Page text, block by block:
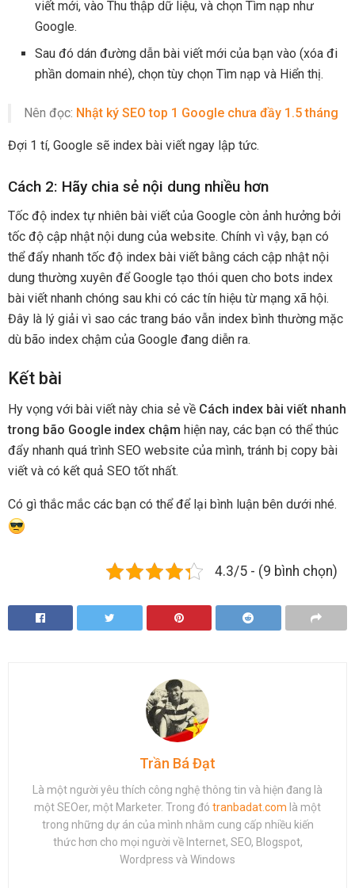
viết mới, vào Thu thập dữ liệu, và chọn Tìm nạp như
Google.
Sau đó dán đường dẫn bài viết mới của bạn vào (xóa đi
phần domain nhé), chọn tùy chọn Tìm nạp và Hiển thị.
Nên đọc: Nhật ký SEO top 1 Google chưa đầy 1.5 tháng
Đợi 1 tí, Google sẽ index bài viết ngay lập tức.
Cách 2: Hãy chia sẻ nội dung nhiều hơn
Tốc độ index tự nhiên bài viết của Google còn ảnh hưởng bởi
tốc độ cập nhật nội dung của website. Chính vì vậy, bạn có
thể đẩy nhanh tốc độ index bài viết bằng cách cập nhật nội
dung thường xuyên để Google tạo thói quen cho bots index
bài viết nhanh chóng sau khi có các tín hiệu từ mạng xã hội.
Đây là lý giải vì sao các trang báo vẫn index bình thường mặc
dù bão index chậm của Google đang diễn ra.
Kết bài
Hy vọng với bài viết này chia sẻ về Cách index bài viết nhanh
trong bão Google index chậm hiện nay, các bạn có thể thúc
đẩy nhanh quá trình SEO website của mình, tránh bị copy bài
viết và có kết quả SEO tốt nhất.
Có gì thắc mắc các bạn có thể để lại bình luận bên dưới nhé.
4.3/5 - (9 bình chọn)
Trần Bá Đạt
Là một người yêu thích công nghệ thông tin và hiện đang là
một SEOer, một Marketer. Trong đó tranbadat.com là một
trong những dự án của mình nhằm cung cấp nhiều kiến
thức hơn cho mọi người về Internet, SEO, Blogspot,
Wordpress và Windows